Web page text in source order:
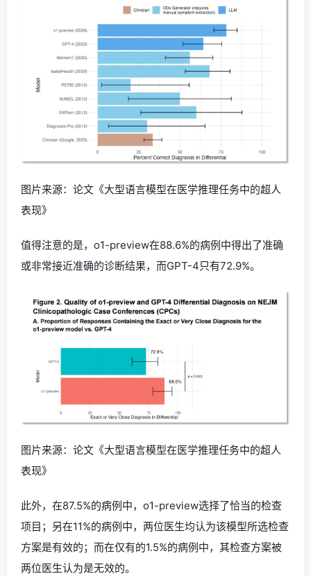
图片来源：论文《大型语言模型在医学推理任务中的超人
表现》
值得注意的是，o1-preview在88.6%的病例中得出了准确
或非常接近准确的诊断结果，而GPT-4只有72.9%。
图片来源：论文《大型语言模型在医学推理任务中的超人
表现》
此外，在87.5%的病例中，o1-preview选择了恰当的检查
项目；另在11%的病例中，两位医生均认为该模型所选检查
方案是有效的；而在仅有的1.5%的病例中，其检查方案被
两位医生认为是无效的。